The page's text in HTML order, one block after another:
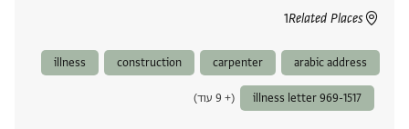
Related Places
1
arabic address
carpenter
construction
illness
illness letter 969-1517 (+ 9 עוד)